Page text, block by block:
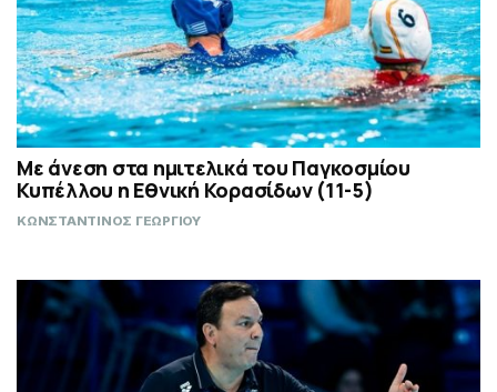
Με άνεση στα ημιτελικά του Παγκοσμίου
Κυπέλλου η Εθνική Κορασίδων (11-5)
ΚΩΝΣΤΑΝΤΙΝΟΣ ΓΕΩΡΓΙΟΥ